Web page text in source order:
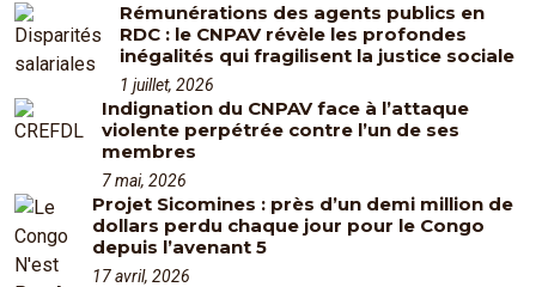
Rémunérations des agents publics en
RDC : le CNPAV révèle les profondes
inégalités qui fragilisent la justice sociale
1 juillet, 2026
Indignation du CNPAV face à l’attaque
violente perpétrée contre l’un de ses
membres
7 mai, 2026
Projet Sicomines : près d’un demi million de
dollars perdu chaque jour pour le Congo
depuis l’avenant 5
17 avril, 2026